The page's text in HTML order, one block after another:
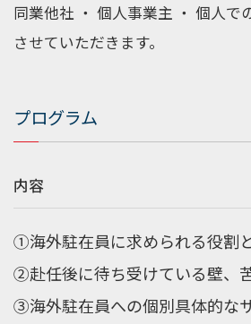
同業他社 ・ 個人事業主 ・ 個人で
させていただきます。
プログラム
内容
①海外駐在員に求められる役割
②赴任後に待ち受けている壁、
③海外駐在員への個別具体的な